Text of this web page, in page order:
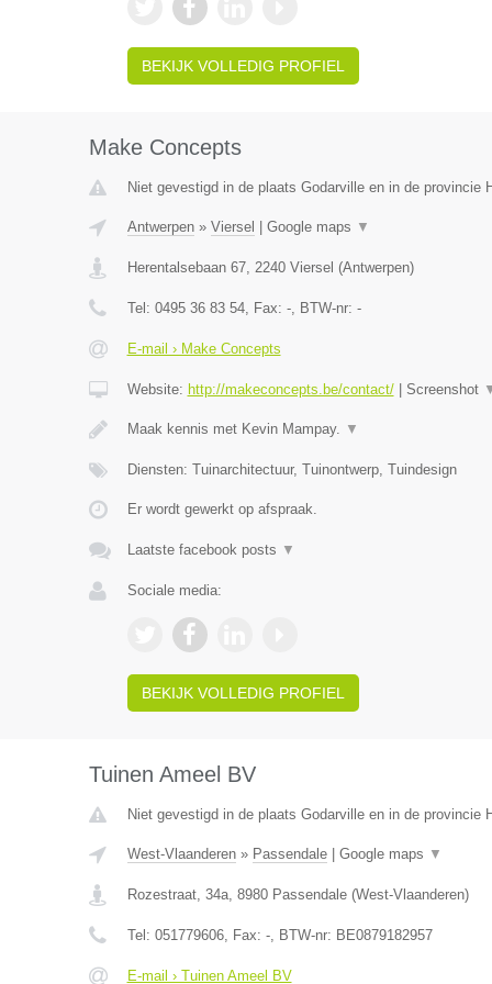
BEKIJK VOLLEDIG PROFIEL
Make Concepts
Niet gevestigd in de plaats Godarville en in de provincie
Antwerpen» Viersel Google maps ▼
Herentalsebaan 67, 2240 Viersel (Antwerpen)
Tel: 0495 36 83 54, Fax: -, BTW-nr: -
E-mail › Make Concepts
Website: http://makeconcepts.be/contact/| Screenshot
Maak kennis met Kevin Mampay. ▼
Diensten: Tuinarchitectuur, Tuinontwerp, Tuindesign
Er wordt gewerkt op afspraak.
Laatste facebook posts ▼
Sociale media:
BEKIJK VOLLEDIG PROFIEL
Tuinen Ameel BV
Niet gevestigd in de plaats Godarville en in de provincie
West-Vlaanderen» Passendale| Google maps ▼
Rozestraat, 34a, 8980 Passendale(West-Vlaanderen)
Tel: 051779606, Fax: -, BTW-nr: BE0879182957
E-mail › Tuinen Ameel BV